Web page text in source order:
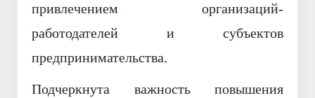
привлечением организаций-
работодателей и субъектов
предпринимательства.
Подчеркнута важность повышения